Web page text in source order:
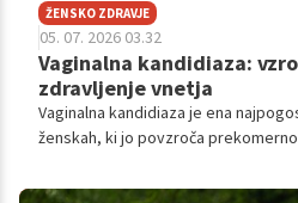
ŽENSKO ZDRAVJE
05. 07. 2026 03.32
Vaginalna kandidiaza:
zdravljenje vnetja
Vaginalna kandidiaza je ena
ženskah, ki jo povzroča